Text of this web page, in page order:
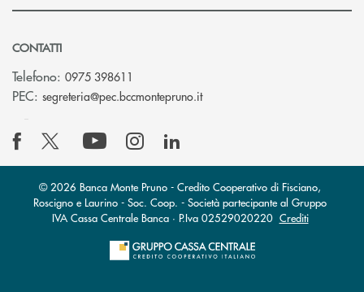
CONTATTI
Telefono: 0975 398611
PEC: segreteria@pec.bccmontepruno.it(si apre l’app di posta
© 2026 Banca Monte Pruno - Credito Cooperativo di Fisciano,
Roscigno e Laurino - Soc. Coop. - Società partecipante al Gruppo
IVA Cassa Centrale Banca · P.Iva 02529020220 Crediti